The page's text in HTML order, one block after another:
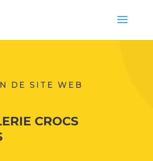
DE SITE WEB
CROCS